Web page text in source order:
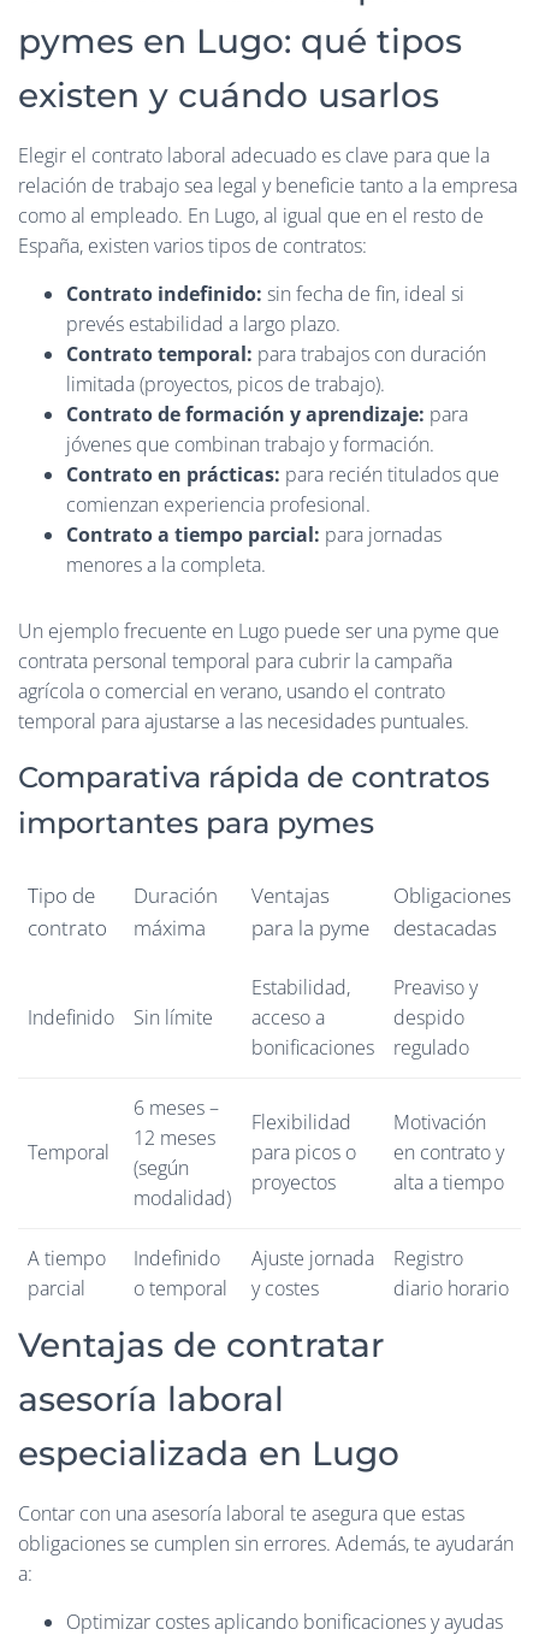
pymes en Lugo: qué tipos
existen y cuándo usarlos
Elegir el contrato laboral adecuado es clave para que la
relación de trabajo sea legal y beneficie tanto a la empresa
como al empleado. En Lugo, al igual que en el resto de
España, existen varios tipos de contratos:
Contrato indefinido: sin fecha de fin, ideal si
prevés estabilidad a largo plazo.
Contrato temporal: para trabajos con duración
limitada (proyectos, picos de trabajo).
Contrato de formación y aprendizaje: para
jóvenes que combinan trabajo y formación.
Contrato en prácticas: para recién titulados que
comienzan experiencia profesional.
Contrato a tiempo parcial: para jornadas
menores a la completa.
Un ejemplo frecuente en Lugo puede ser una pyme que
contrata personal temporal para cubrir la campaña
agrícola o comercial en verano, usando el contrato
temporal para ajustarse a las necesidades puntuales.
Comparativa rápida de contratos
importantes para pymes
Tipo de
contrato
Duración
máxima
Ventajas
para la pyme
Obligaciones
destacadas
Indefinido Sin límite
Estabilidad,
acceso a
bonificaciones
Preaviso y
despido
regulado
Temporal
6 meses –
12 meses
(según
modalidad)
Flexibilidad
para picos o
proyectos
Motivación
en contrato y
alta a tiempo
A tiempo
parcial
Indefinido
o temporal
Ajuste jornada
y costes
Registro
diario horario
Ventajas de contratar
asesoría laboral
especializada en Lugo
Contar con una asesoría laboral te asegura que estas
obligaciones se cumplen sin errores. Además, te ayudarán
a:
Optimizar costes aplicando bonificaciones y ayudas